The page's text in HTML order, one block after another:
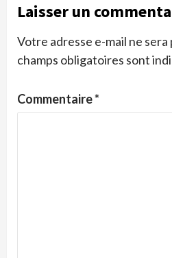
Laisser un
Votre adresse e-mail ne sera
champs obligatoires sont
Commentaire*